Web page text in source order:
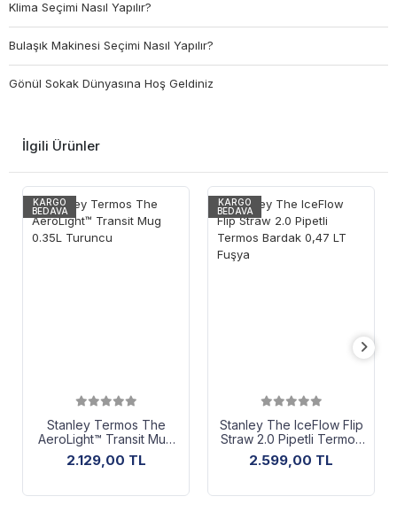
Klima Seçimi Nasıl Yapılır?
Bulaşık Makinesi Seçimi Nasıl Yapılır?
Gönül Sokak Dünyasına Hoş Geldiniz
İlgili Ürünler
KARGO
BEDAVA
Stanley Termos The
AeroLight™ Transit Mug
0.35L Turuncu
2.129,00 TL
KARGO
BEDAVA
Stanley The IceFlow Flip
Straw 2.0 Pipetli Termos
Bardak 0,47 LT Fuşya
2.599,00 TL